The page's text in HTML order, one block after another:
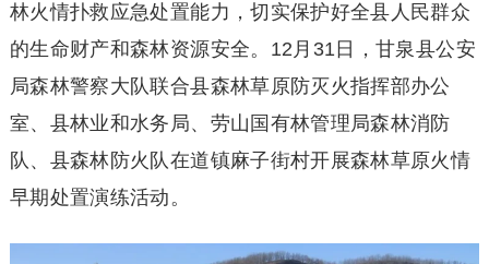
林火情扑救应急处置能力，切实保护好全县人民群众
的生命财产和森林资源安全。12月31日，甘泉县公安
局森林警察大队联合县森林草原防灭火指挥部办公
室、县林业和水务局、劳山国有林管理局森林消防
队、县森林防火队在道镇麻子街村开展森林草原火情
早期处置演练活动。